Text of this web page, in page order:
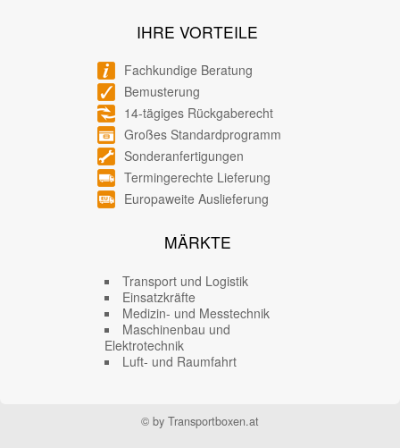
IHRE VORTEILE
Fachkundige Beratung
Bemusterung
14-tägiges Rückgaberecht
Großes Standardprogramm
Sonderanfertigungen
Termingerechte Lieferung
Europaweite Auslieferung
MÄRKTE
Transport und Logistik
Einsatzkräfte
Medizin- und Messtechnik
Maschinenbau und
Elektrotechnik
Luft- und Raumfahrt
© by Transportboxen.at